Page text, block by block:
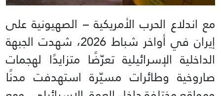
مع اندلاع الحرب الأمريكية – الصهيونية على
إيران في أواخر شباط 2026، شهدت الجبهة
الداخلية الإسرائيلية تعرّضًا متزايدًا لهجمات
صاروخية وطائرات مسيّرة استهدفت مدنًا